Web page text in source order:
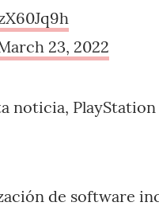
23, 2022
noticia,
de software